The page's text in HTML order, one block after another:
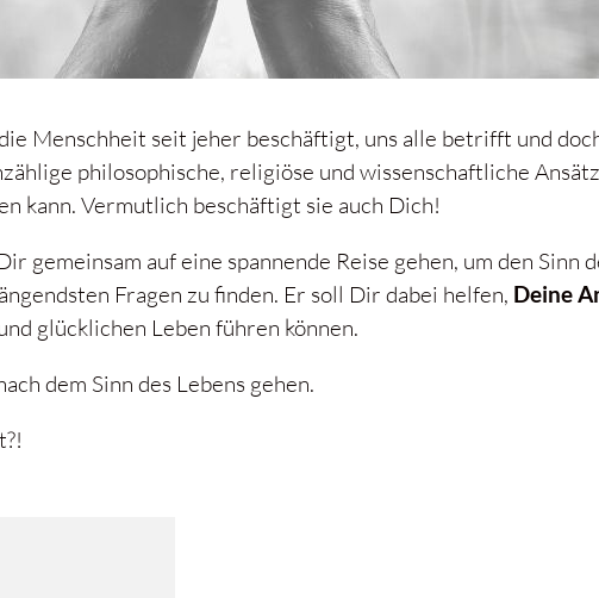
Menschheit seit jeher beschäftigt, uns alle betrifft und
philosophische, religiöse und wissenschaftliche
kann. Vermutlich beschäftigt sie auch Dich!
gemeinsam auf eine spannende Reise gehen, um den Sinn
Fragen zu finden. Er soll Dir dabei helfen, Deine
glücklichen Leben führen können.
dem Sinn des Lebens gehen.